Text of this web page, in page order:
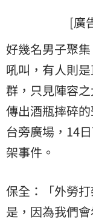
[廣
好幾名男子聚
吼叫，有人則
群，只見陣容
傳出酒瓶摔碎
台旁廣場，14
架事件。
保全：「外勞
是，因為我們